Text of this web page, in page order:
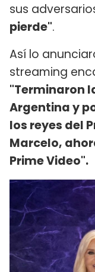
sus
pierde".
Así lo
streaming
"Terminaron
Argentina y
los reyes del
Marcelo,
Prime Video".